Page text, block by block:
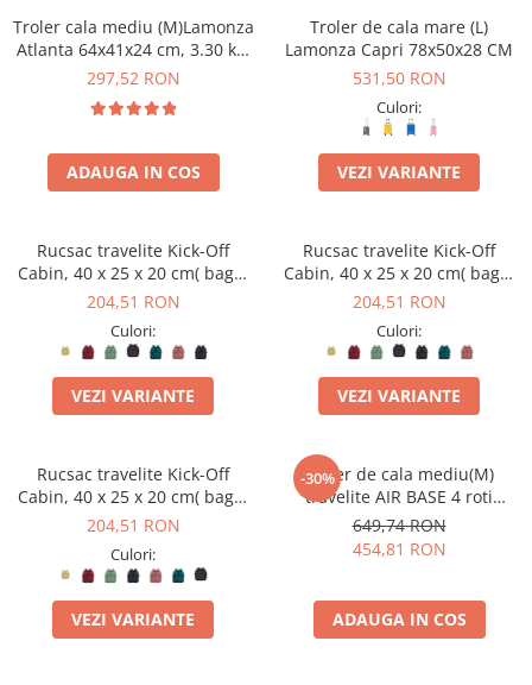
Troler cala mediu (M)Lamonza
Atlanta 64x41x24 cm, 3.30 kg,
extensibil 30%, albastru
297,52 RON
ADAUGA IN COS
Troler de cala mare (L)
Lamonza Capri 78x50x28 CM
531,50 RON
Culori:
VEZI VARIANTE
Rucsac travelite Kick-Off
Cabin, 40 x 25 x 20 cm( bagaj
permis gratuit la companii
204,51 RON
Culori:
VEZI VARIANTE
Rucsac travelite Kick-Off
Cabin, 40 x 25 x 20 cm( bagaj
permis gratuit la companii
204,51 RON
Culori:
VEZI VARIANTE
Rucsac travelite Kick-Off
Cabin, 40 x 25 x 20 cm( bagaj
permis gratuit la companii
204,51 RON
Culori:
VEZI VARIANTE
-30%
Troler de cala mediu(M)
travelite AIR BASE 4 roti
spinner 67 x 45 x 27 cm -
RESIGILAT
649,74 RON
454,81 RON
ADAUGA IN COS